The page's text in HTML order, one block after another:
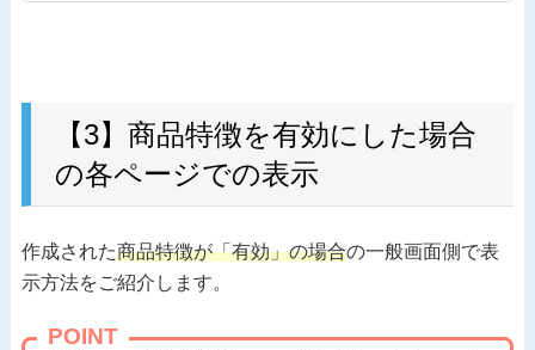
【3】商品特徴を有効にした場合
の各ページでの表示
作成された商品特徴が「有効」の場合の一般画面側で表
示方法をご紹介します。
POINT